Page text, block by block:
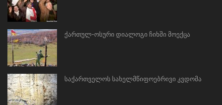
ქართულ-ოსური დიალოგი ჩიხში მოექცა
საქართველოს სახელმწიფოებრივი კვდომა